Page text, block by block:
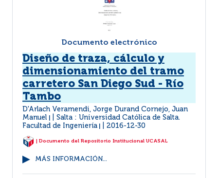
Documento electrónico
Diseño de traza, cálculo y
dimensionamiento del tramo
carretero San Diego Sud - Río
Tambo
D'Arlach Veramendi, Jorge Durand Cornejo, Juan
Manuel
Salta : Universidad Católica de Salta.
Facultad de Ingeniería
2016-12-30
| Documento del Repositorio Institucional UCASAL
MÁS INFORMACIÓN...